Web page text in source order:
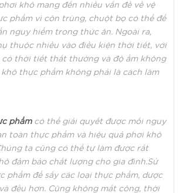
khô mang đến nhiều vấn đề về vệ
phẩm vì côn trùng, chuột bọ có thể để
nguy hiểm trong thức ăn. Ngoài ra,
thuộc nhiều vào điều kiện thời tiết, với
có thời tiết thất thường và độ ẩm không
thực phẩm không phải là cách làm
phẩmcó thể giải quyết được mối nguy
toàn thực phẩm và hiệu quả phơi khô
ta cũng có thể tự làm được rất
đảm bảo chất lượng cho gia đình.Sử
phẩm để sấy các loại thực phẩm, dược
đều hơn. Cũng không mất công, thời